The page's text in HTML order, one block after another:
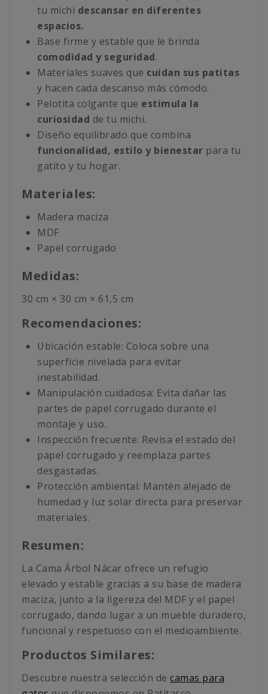
tu michi descansar en diferentes
espacios.
Base firme y estable que le brinda
comodidad y seguridad.
Materiales suaves que cuidan sus patitas
y hacen cada descanso más cómodo.
Pelotita colgante que estimula la
curiosidad de tu michi.
Diseño equilibrado que combina
funcionalidad, estilo y bienestar para tu
gatito y tu hogar.
Materiales:
Madera maciza
MDF
Papel corrugado
Medidas:
30 cm × 30 cm × 61,5 cm
Recomendaciones:
Ubicación estable: Coloca sobre una
superficie nivelada para evitar
inestabilidad.
Manipulación cuidadosa: Evita dañar las
partes de papel corrugado durante el
montaje y uso.
Inspección frecuente: Revisa el estado del
papel corrugado y reemplaza partes
desgastadas.
Protección ambiental: Mantén alejado de
humedad y luz solar directa para preservar
materiales.
Resumen:
La Cama Árbol Nácar ofrece un refugio
elevado y estable gracias a su base de madera
maciza, junto a la ligereza del MDF y el papel
corrugado, dando lugar a un mueble duradero,
funcional y respetuoso con el medioambiente.
Productos Similares:
Descubre nuestra selección de camas para